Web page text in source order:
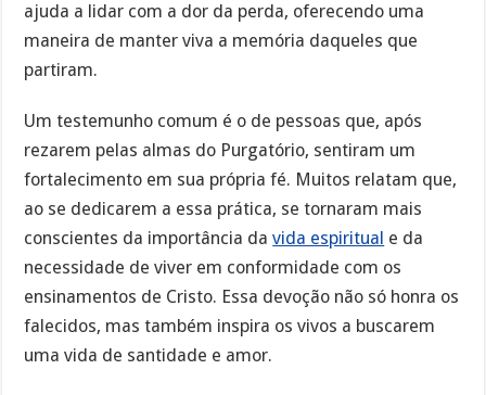
ajuda a lidar com a dor da perda, oferecendo uma
maneira de manter viva a memória daqueles que
partiram.
Um testemunho comum é o de pessoas que, após
rezarem pelas almas do Purgatório, sentiram um
fortalecimento em sua própria fé. Muitos relatam que,
ao se dedicarem a essa prática, se tornaram mais
conscientes da importância davida espiritual e da
necessidade de viver em conformidade com os
ensinamentos de Cristo. Essa devoção não só honra os
falecidos, mas também inspira os vivos a buscarem
uma vida de santidade e amor.